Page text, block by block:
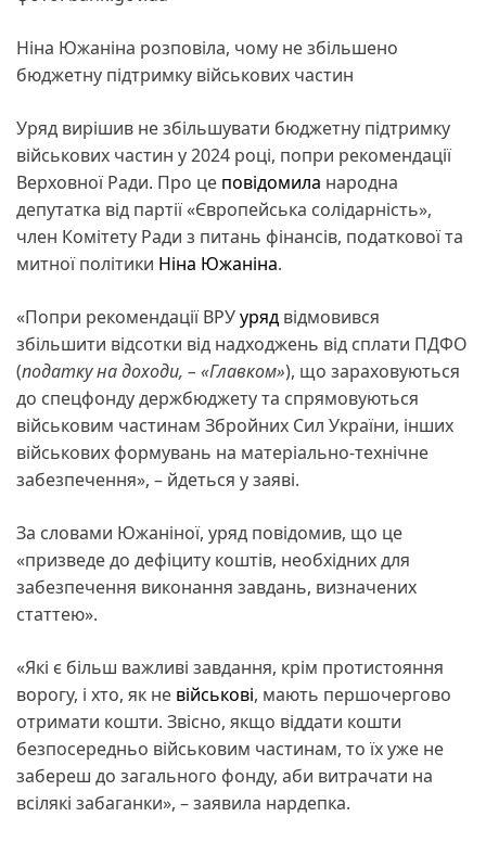
Ніна Южаніна розповіла, чому не збільшено
бюджетну підтримку військових частин
Уряд вирішив не збільшувати бюджетну підтримку
військових частин у 2024 році, попри рекомендації
Верховної Ради. Про це повідомила народна
депутатка від партії «Європейська солідарність»,
член Комітету Ради з питань фінансів, податкової та
митної політики Ніна Южаніна.
«Попри рекомендації ВРУуряд відмовився
збільшити відсотки від надходжень від сплати ПДФО
(податку на доходи, – «Главком»), що зараховуються
до спецфонду держбюджету та спрямовуються
військовим частинам Збройних Сил України, інших
військових формувань на матеріально-технічне
забезпечення», – йдеться у заяві.
За словами Южаніної, уряд повідомив, що це
«призведе до дефіциту коштів, необхідних для
забезпечення виконання завдань, визначених
статтею».
«Які є більш важливі завдання, крім протистояння
ворогу, і хто, як не військові, мають першочергово
отримати кошти. Звісно, якщо віддати кошти
безпосередньо військовим частинам, то їх уже не
забереш до загального фонду, аби витрачати на
всілякі забаганки», – заявила нардепка.